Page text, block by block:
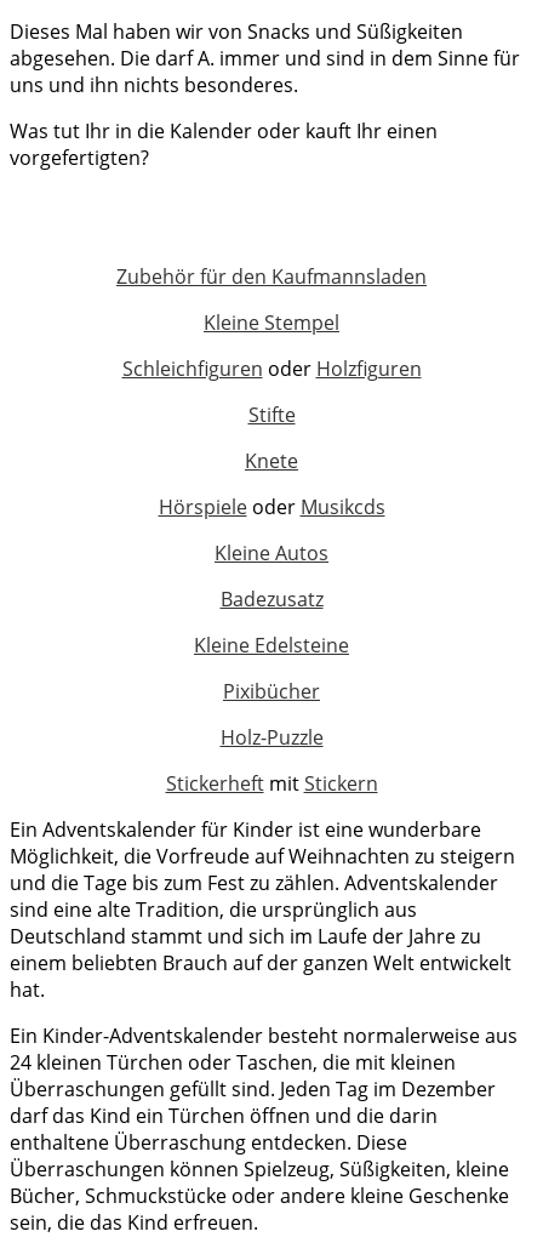
Dieses Mal haben wir von Snacks und Süßigkeiten
abgesehen. Die darf A. immer und sind in dem Sinne für
uns und ihn nichts besonderes.
Was tut Ihr in die Kalender oder kauft Ihr einen
vorgefertigten?
Zubehör für den Kaufmannsladen
Kleine Stempel
Schleichfiguren oder Holzfiguren
Stifte
Knete
Hörspieleoder Musikcds
Kleine Autos
Badezusatz
Kleine Edelsteine
Pixibücher
Holz-Puzzle
StickerheftmitStickern
Ein Adventskalender für Kinder ist eine wunderbare
Möglichkeit, die Vorfreude auf Weihnachten zu steigern
und die Tage bis zum Fest zu zählen. Adventskalender
sind eine alte Tradition, die ursprünglich aus
Deutschland stammt und sich im Laufe der Jahre zu
einem beliebten Brauch auf der ganzen Welt entwickelt
hat.
Ein Kinder-Adventskalender besteht normalerweise aus
24 kleinen Türchen oder Taschen, die mit kleinen
Überraschungen gefüllt sind. Jeden Tag im Dezember
darf das Kind ein Türchen öffnen und die darin
enthaltene Überraschung entdecken. Diese
Überraschungen können Spielzeug, Süßigkeiten, kleine
Bücher, Schmuckstücke oder andere kleine Geschenke
sein, die das Kind erfreuen.